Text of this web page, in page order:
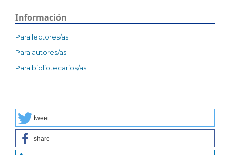
Información
Para lectores/as
Para autores/as
Para bibliotecarios/as
tweet
share